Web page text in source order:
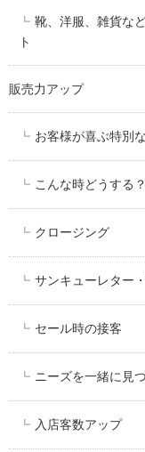
靴、洋服、雑貨な
ト
販売力アップ
お客様が喜ぶ特別
こんな時どうする
クロージング
サンキューレター
セール時の接客
ニーズを一緒に見
入店客数アップ